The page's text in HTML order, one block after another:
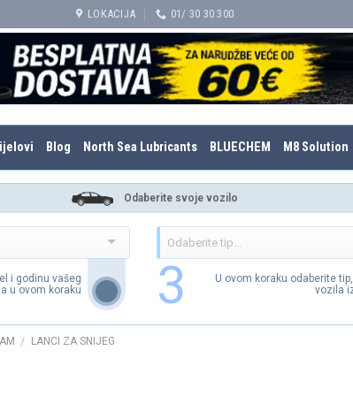
LOKACIJA 01/ 30 30 300
Blog North Sea Lubricants BLUECHEM M8 Solution
Odaberite svoje vozilo
i godinu vašeg
u ovom koraku
3
U ovom koraku odaberite
vozila
/ LANCI ZA SNIJEG